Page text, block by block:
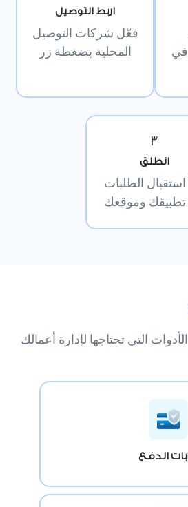
في
اربط التوصيل
فعّل شركات التوصيل
المحلية بضغطة زر
3
انطلق
استقبال الطلبات
وموقعك
التي تحتاجها لإدارة أعمالك
الدفع